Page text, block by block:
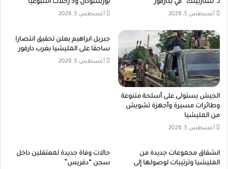
لـ”ستارلينك” في بدارفور
أغسطس 5, 2026
بورتسودان و5 رحلات أسبوعياً
أغسطس 5, 2026
الجيش يستولى على أسلحة متنوعة
وطائرات مسيرة وأجهزة تشويش
من المليشيا
أغسطس 5, 2026
جبريل ابراهيم يعلن تحقيق انتصارا
ساحقا على المليشيا بغرب دارفور
أغسطس 5, 2026
انشقاق مجموعات جديدة من
المليشيا وترتيبات لوصولها إلى
حالات وفاة جديدة لمعتقلين داخل
سجن “دقريس”